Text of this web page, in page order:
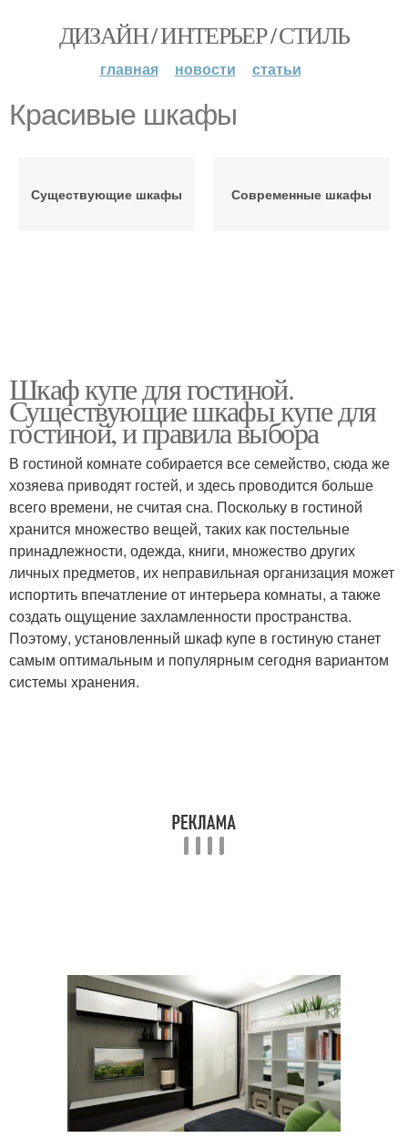
ДИЗАЙН / ИНТЕРЬЕР / СТИЛЬ
главная новости статьи
Красивые шкафы
Существующие шкафы Современные шкафы
Шкаф купе для гостиной.
Существующие шкафы купе для
гостиной, и правила выбора
В гостиной комнате собирается все семейство, сюда же
хозяева приводят гостей, и здесь проводится больше
всего времени, не считая сна. Поскольку в гостиной
хранится множество вещей, таких как постельные
принадлежности, одежда, книги, множество других
личных предметов, их неправильная организация может
испортить впечатление от интерьера комнаты, а также
создать ощущение захламленности пространства.
Поэтому, установленный шкаф купе в гостиную станет
самым оптимальным и популярным сегодня вариантом
системы хранения.